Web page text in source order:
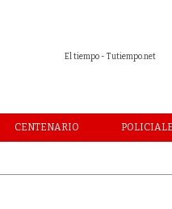
El tiempo - Tutiempo.net
CENTENARIO